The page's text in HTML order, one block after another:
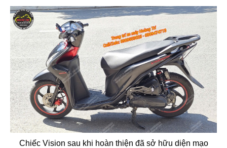
Chiếc Vision sau khi hoàn thiện đã sở hữu diện mạo